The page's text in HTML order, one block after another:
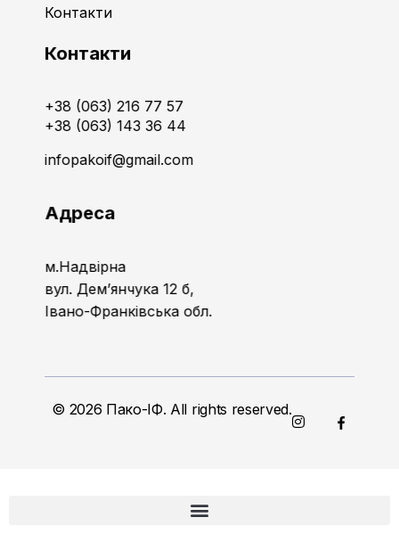
Контакти
Контакти
+38 (063) 216 77 57
+38 (063) 143 36 44
infopakoif@gmail.com
Адреса
м.Надвірна
вул. Дем’янчука 12 б,
Івано-Франківська обл.
© 2026 Пако-ІФ. All rights reserved.